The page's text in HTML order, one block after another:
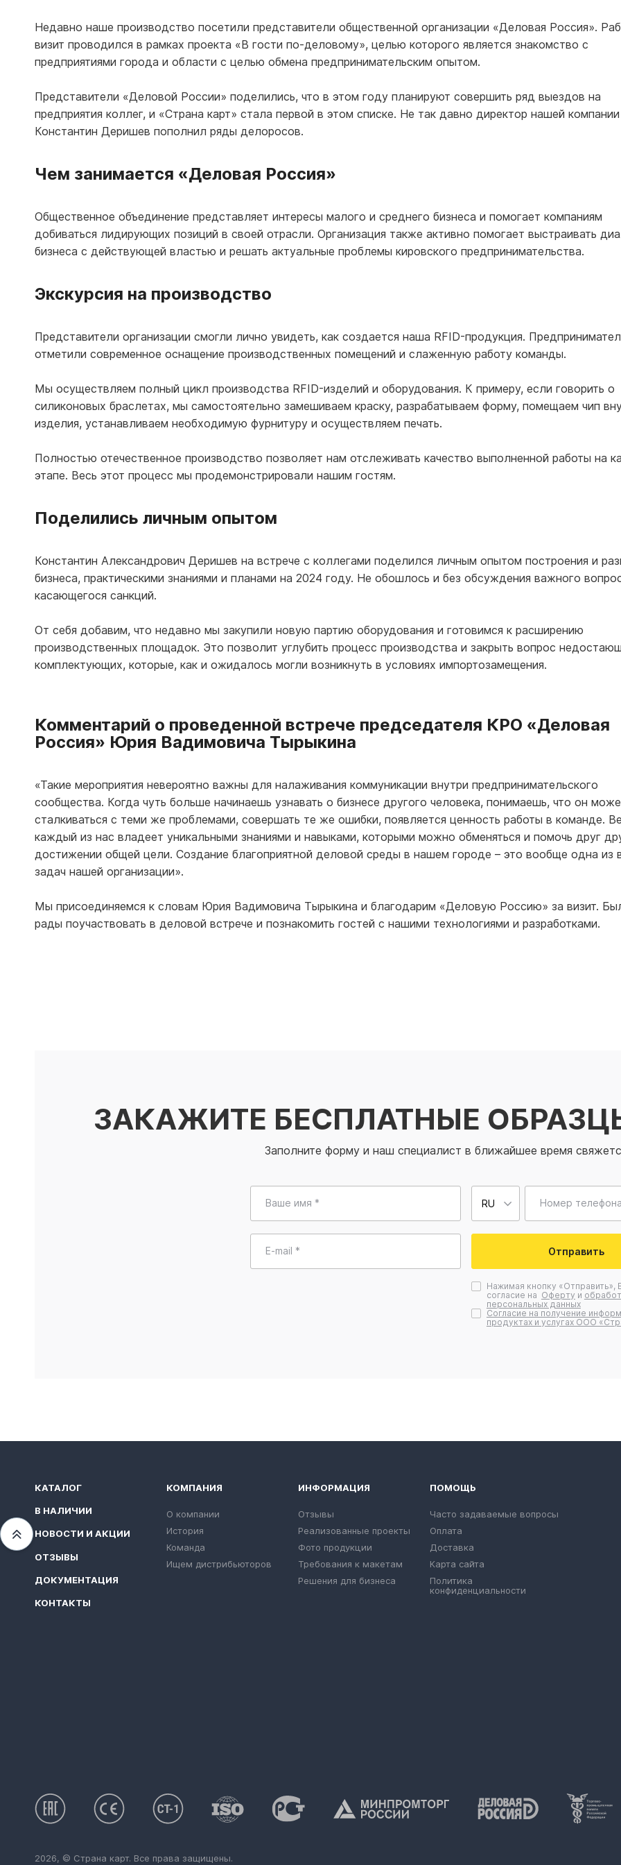
Недавно наше производство посетили представители общественной организации «Деловая Россия».
визит проводился в рамках проекта «В гости по-деловому», целью которого является знакомство с
предприятиями города и области с целью обмена предпринимательским опытом.
Представители «Деловой России» поделились, что в этом году планируют совершить ряд выездов на
предприятия коллег, и «Страна карт» стала первой в этом списке. Не так давно директор нашей компании
Константин Деришев пополнил ряды делоросов.
Чем занимается «Деловая Россия»
Общественное объединение представляет интересы малого и среднего бизнеса и помогает компаниям
добиваться лидирующих позиций в своей отрасли. Организация также активно помогает выстраивать
бизнеса с действующей властью и решать актуальные проблемы кировского предпринимательства.
Экскурсия на производство
Представители организации смогли лично увидеть, как создается наша RFID-продукция.
отметили современное оснащение производственных помещений и слаженную работу команды.
Мы осуществляем полный цикл производства RFID-изделий и оборудования. К примеру, если говорить о
силиконовых браслетах, мы самостоятельно замешиваем краску, разрабатываем форму, помещаем чип
изделия, устанавливаем необходимую фурнитуру и осуществляем печать.
Полностью отечественное производство позволяет нам отслеживать качество выполненной работы на
этапе. Весь этот процесс мы продемонстрировали нашим гостям.
Поделились личным опытом
Константин Александрович Деришев на встрече с коллегами поделился личным опытом построения и
бизнеса, практическими знаниями и планами на 2024 году. Не обошлось и без обсуждения важного
касающегося санкций.
От себя добавим, что недавно мы закупили новую партию оборудования и готовимся к расширению
производственных площадок. Это позволит углубить процесс производства и закрыть вопрос
комплектующих, которые, как и ожидалось могли возникнуть в условиях импортозамещения.
Комментарий о проведенной встрече председателя КРО «Деловая
Россия» Юрия Вадимовича Тырыкина
«Такие мероприятия невероятно важны для налаживания коммуникации внутри предпринимательского
сообщества. Когда чуть больше начинаешь узнавать о бизнесе другого человека, понимаешь, что он
сталкиваться с теми же проблемами, совершать те же ошибки, появляется ценность работы в команде.
каждый из нас владеет уникальными знаниями и навыками, которыми можно обменяться и помочь друг
достижении общей цели. Создание благоприятной деловой среды в нашем городе – это вообще одна из
задач нашей организации».
Мы присоединяемся к словам Юрия Вадимовича Тырыкина и благодарим «Деловую Россию» за визит.
рады поучаствовать в деловой встрече и познакомить гостей с нашими технологиями и разработками.
ЗАКАЖИТЕ БЕСПЛАТНЫЕ
Заполните форму и наш специалист в ближайшее время
Ваше имя * Номер
E-mail * Отправить
Нажимая кнопку «Отправить»,
согласие на Оферту и
персональных данных
Согласие на получение
продуктах и услугах ООО
Переместиться вверх
КАТАЛОГ
В НАЛИЧИИ
НОВОСТИ И АКЦИИ
ОТЗЫВЫ
ДОКУМЕНТАЦИЯ
КОНТАКТЫ
КОМПАНИЯ
О компании
История
Команда
Ищем дистрибьюторов
ИНФОРМАЦИЯ
Отзывы
Реализованные проекты
Фото продукции
Требования к макетам
Решения для бизнеса
ПОМОЩЬ
Часто задаваемые вопросы
Оплата
Доставка
Карта сайта
Политика
конфиденциальности
2026, © Страна карт. Все права защищены.